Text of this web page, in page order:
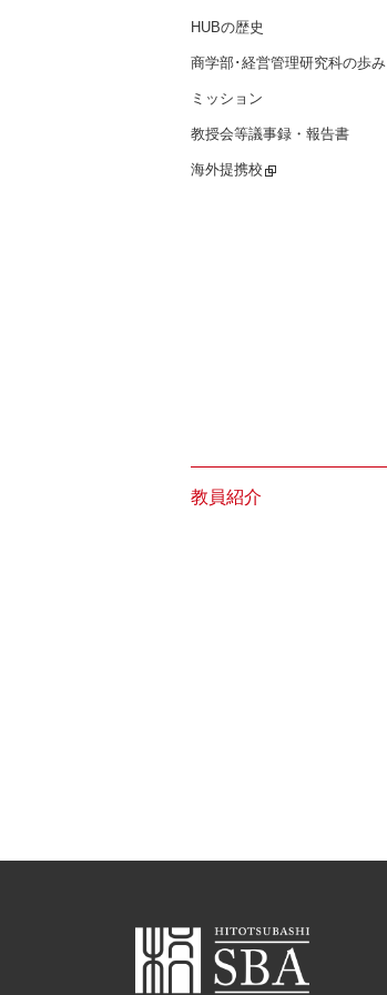
HUBの歴史
商学部･経営管理研究科の歩み
ミッション
教授会等議事録・報告書
海外提携校
教員紹介